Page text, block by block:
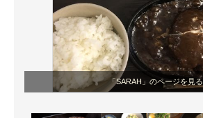
エネルギーの専門メディア
建設×テクノロジーの最前線
ちょっと気になるネットの話題
「SARAH」のページを見る